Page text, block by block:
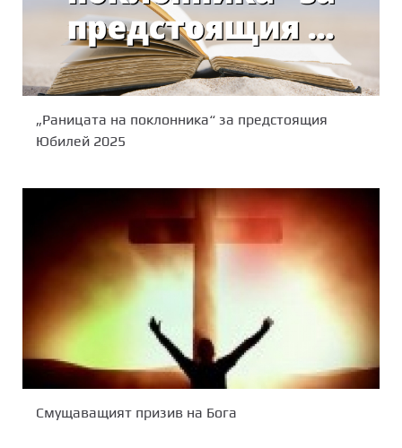
„Раницата на поклонника“ за предстоящия
Юбилей 2025
Смущаващият призив на Бога